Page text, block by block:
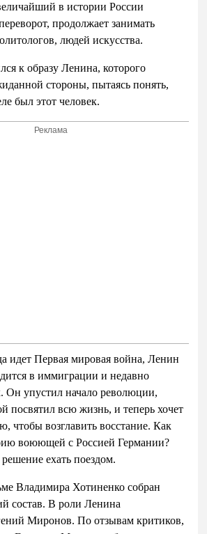
в истории России
продолжает занимать
людей искусства.
к образу Ленина, которого
стороны, пытаясь понять,
был этот человек.
Реклама
идет Первая мировая война, Ленин
в иммиграции и недавно
упустил начало революции,
посвятил всю жизнь, и теперь хочет
чтобы возглавить восстание. Как
воюющей с Россией Германии?
ехать поездом.
Владимира Хотиненко собран
состав. В роли Ленина
Миронов. По отзывам критиков,